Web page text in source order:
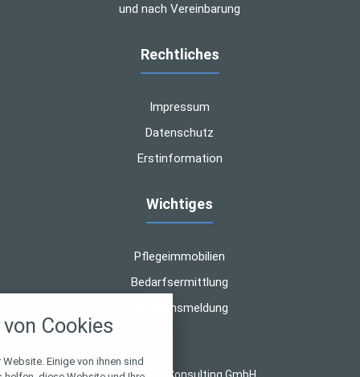
und nach Vereinbarung
Rechtliches
Impressum
Datenschutz
Erstinformation
Wichtiges
Pflegeimmobilien
Bedarfsermittlung
Schadensmeldung
© 2026 CoC Consulting GmbH
Cookies
Einige von ihnen sind
alle verwendeten Cookies und
zu blockieren.